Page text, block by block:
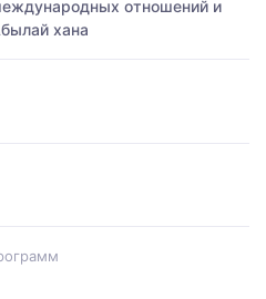
отношений и
хана